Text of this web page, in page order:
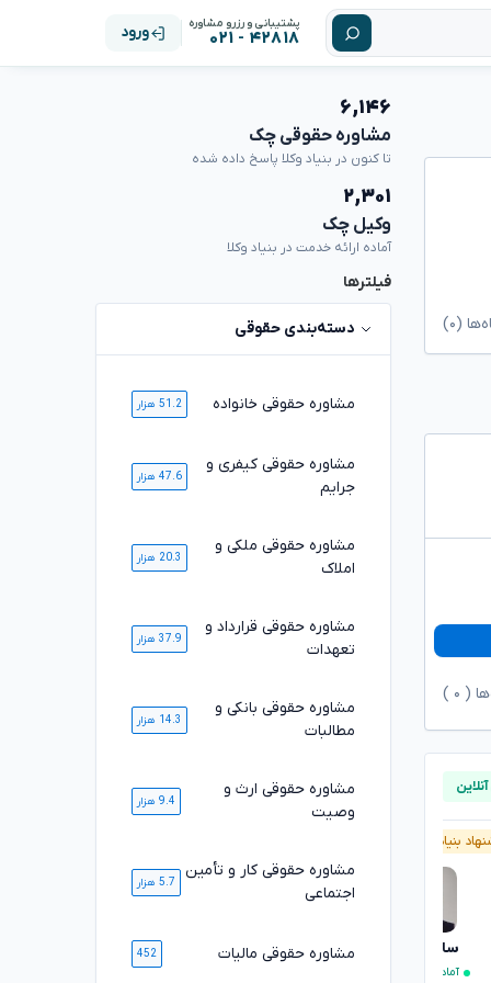
پشتیبانی و رزرو مشاوره
۴۲۸۱۸ - ۰۲۱ ورود
(۰)
( ۰
بنیاد وکلا
سارا علیپور
آماده مشاوره فوری
محمد رضا صلاحی
۶,۱۴۶
مشاوره حقوقی چک
تا کنون در بنیاد وکلا پاسخ داده شده
۲,۳۰۱
وکیل چک
آماده ارائه خدمت در بنیاد وکلا
فیلترها
دسته‌بندی حقوقی
مشاوره حقوقی خانواده 51.2 هزار
مشاوره حقوقی کیفری و
جرایم
47.6 هزار
مشاوره حقوقی ملکی و
املاک
20.3 هزار
مشاوره حقوقی قرارداد و
تعهدات
37.9 هزار
مشاوره حقوقی بانکی و
مطالبات
14.3 هزار
مشاوره حقوقی ارث و
وصیت
9.4 هزار
مشاوره حقوقی کار و تأمین
اجتماعی
5.7 هزار
مشاوره حقوقی مالیات 452